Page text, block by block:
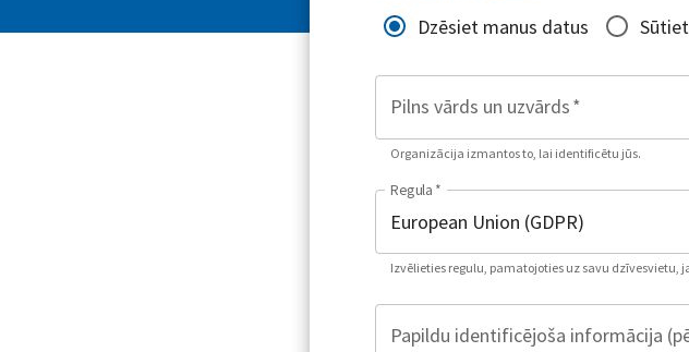
Dzēsiet manus datus
Pilns vārds un uzvārds*
Organizācija izmantos to, lai identificētu jūs.
Regula *
Izvēlieties regulu, pamatojoties uz savu dzīvesvietu,
Papildu identificējoša informācija